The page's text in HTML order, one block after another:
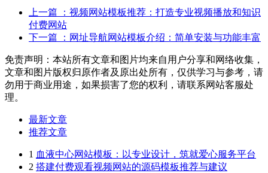
上一篇
：视频网站模板推荐：打造专业视频播放和知识
付费网站
下一篇
：网址导航网站模板介绍：简单安装与功能丰富
免责声明：本站所有文章和图片均来自用户分享和网络收集，
文章和图片版权归原作者及原出处所有，仅供学习与参考，请
勿用于商业用途，如果损害了您的权利，请联系网站客服处
理。
最新文章
推荐文章
1 血液中心网站模板：以专业设计，筑就爱心服务平台
2 搭建付费观看视频网站的源码模板推荐与建议